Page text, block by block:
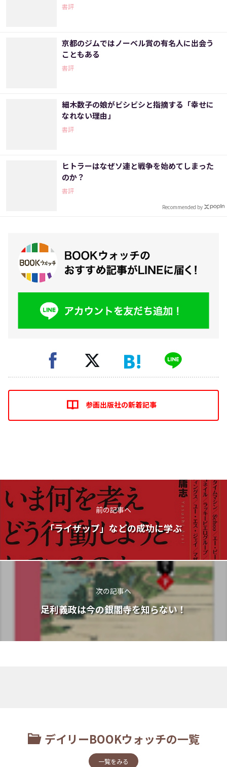
書評
京都のジムではノーベル賞の有名人に出会う
こともある
書評
細木数子の娘がビシビシと指摘する「幸せに
なれない理由」
書評
ヒトラーはなぜソ連と戦争を始めてしまった
のか？
書評
Recommended by
参画出版社の新着記事
前の記事へ
「ライザップ」などの成功に学ぶ
次の記事へ
足利義政は今の銀閣寺を知らない！
デイリーBOOKウォッチの一覧
一覧をみる